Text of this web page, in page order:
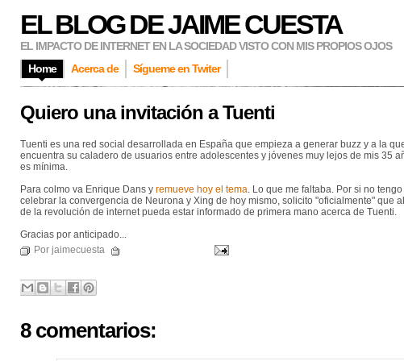
EL BLOG DE JAIME CUESTA
EL IMPACTO DE INTERNET EN LA SOCIEDAD VISTO CON MIS PROPIOS OJOS
Home
Acerca de Sígueme en Twiter
Quiero una invitación a Tuenti
Tuenti es una red social desarrollada en España que empieza a generar buzz y a la
encuentra su caladero de usuarios entre adolescentes y jóvenes muy lejos de mis 35
es mínima.
Para colmo va Enrique Dans y remueve hoy el tema. Lo que me faltaba. Por si no
celebrar la convergencia de Neurona y Xing de hoy mismo, solicito "oficialmente"
de la revolución de internet pueda estar informado de primera mano acerca de Tuenti.
Gracias por anticipado...
Por jaimecuesta
8 comentarios: